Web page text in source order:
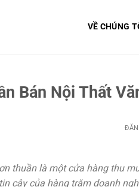
VỀ CHÚNG
Bán Nội Thất
thuần là một cửa hàng thu
cậy của hàng trăm doanh